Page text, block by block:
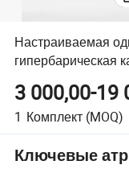
Настраиваемая
гипербарическая
3 000,00-19
1 Комплект (MOQ)
Ключевые